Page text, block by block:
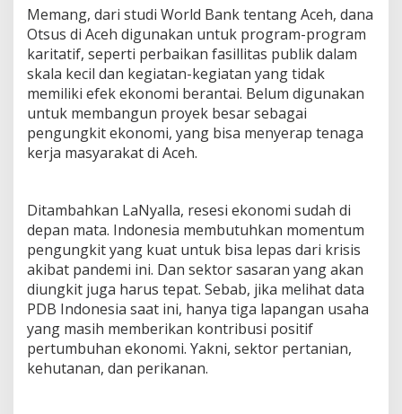
u
A
c
e
h
Memang, dari studi World Bank tentang Aceh, dana
Otsus di Aceh digunakan untuk program-program
karitatif, seperti perbaikan fasillitas publik dalam
skala kecil dan kegiatan-kegiatan yang tidak
memiliki efek ekonomi berantai. Belum digunakan
untuk membangun proyek besar sebagai
pengungkit ekonomi, yang bisa menyerap tenaga
kerja masyarakat di Aceh.
Ditambahkan LaNyalla, resesi ekonomi sudah di
depan mata. Indonesia membutuhkan momentum
pengungkit yang kuat untuk bisa lepas dari krisis
akibat pandemi ini. Dan sektor sasaran yang akan
diungkit juga harus tepat. Sebab, jika melihat data
PDB Indonesia saat ini, hanya tiga lapangan usaha
yang masih memberikan kontribusi positif
pertumbuhan ekonomi. Yakni, sektor pertanian,
kehutanan, dan perikanan.